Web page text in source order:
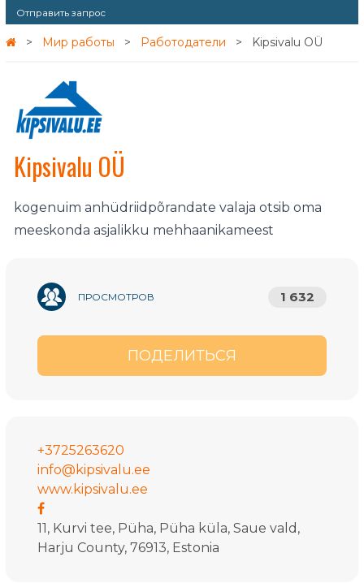
Отправить запрос
Мир работы Работодатели Kipsivalu OÜ
Kipsivalu OÜ
kogenuim anhüdriidpõrandate valaja otsib oma
meeskonda asjalikku mehhaanikameest
ПРОСМОТРОВ 1 632
ПОДЕЛИТЬСЯ
+3725263620
info@kipsivalu.ee
www.kipsivalu.ee
11, Kurvi tee, Püha, Püha küla, Saue vald,
Harju County, 76913, Estonia